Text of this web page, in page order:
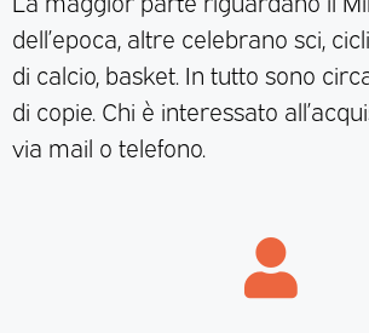
dell’epoca, altre celebrano sci,
di calcio, basket. In tutto sono
di copie. Chi è interessato
via mail o telefono.